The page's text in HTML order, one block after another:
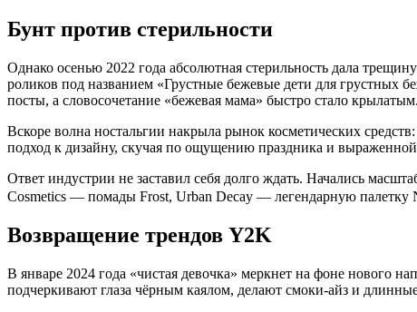
Бунт против стерильности
Однако осенью 2022 года абсолютная стерильность дала
роликов под названием «Грустные бежевые дети для грустных
посты, а словосочетание «бежевая мама» быстро стало крылатым.
Вскоре волна ностальгии накрыла рынок косметических
подход к дизайну, скучая по ощущению праздника и
Ответ индустрии не заставил себя долго ждать. Начались
Cosmetics — помады Frost, Urban Decay — легендарную палетку
Возвращение трендов Y2K
В январе 2024 года «чистая девочка» меркнет на фоне нового
подчеркивают глаза чёрным каялом, делают смоки-айз и